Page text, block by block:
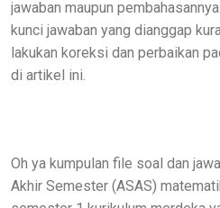
jawaban maupun
kunci jawaban yang dianggap
lakukan koreksi dan perbaikan
di artikel ini.
Oh ya kumpulan file soal dan
Akhir Semester (ASAS)